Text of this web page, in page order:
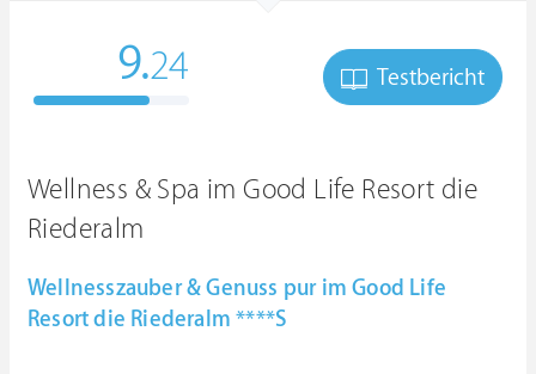
9.24 Testbericht
Wellness & Spa im Good Life Resort die
Riederalm
Wellnesszauber & Genuss pur im Good Life
Resort die Riederalm ****S